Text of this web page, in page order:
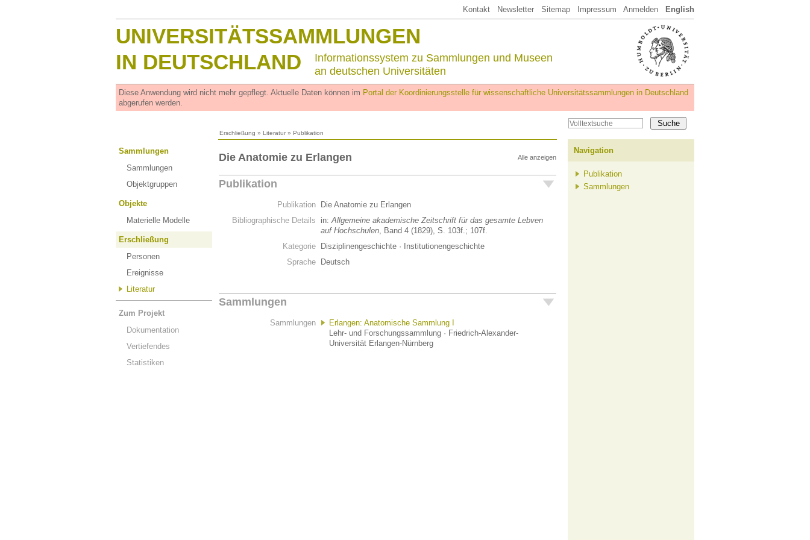
Kontakt Newsletter Sitemap Impressum Anmelden English
UNIVERSITÄTSSAMMLUNGEN
IN DEUTSCHLAND
Informationssystem zu Sammlungen und Museen
an deutschen Universitäten
Diese Anwendung wird nicht mehr gepflegt. Aktuelle Daten können im Portal der Koordinierungsstelle für wissenschaftliche Universitätssammlungen in Deutschland
abgerufen werden.
Erschließung » Literatur » Publikation
Sammlungen
Sammlungen
Objektgruppen
Objekte
Materielle Modelle
Erschließung
Personen
Ereignisse
Literatur
Zum Projekt
Dokumentation
Vertiefendes
Statistiken
Alle anzeigen
Die Anatomie zu Erlangen
Publikation
Publikation
Die Anatomie zu Erlangen
Bibliographische Details
in:Allgemeine akademische Zeitschrift für das gesamte Lebven
auf Hochschulen, Band 4 (1829), S. 103f.; 107f.
Kategorie
Disziplinengeschichte · Institutionengeschichte
Sprache
Deutsch
Sammlungen
Sammlungen
Erlangen: Anatomische Sammlung I
Lehr- und Forschungssammlung · Friedrich-Alexander-
Universität Erlangen-Nürnberg
Navigation
Publikation
Sammlungen